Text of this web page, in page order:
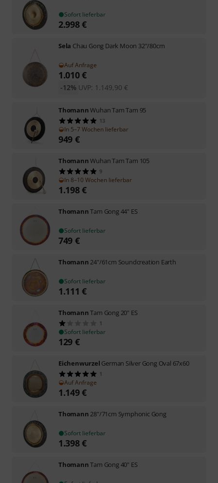
Sofort lieferbar
2.998€
Sela Chau Gong Dark Moon 32"/80cm
Auf Anfrage
1.010€
UVP: 1.149,90 €
-12%
ThomannWuhan Tam Tam 95
13
In 5–7 Wochen lieferbar
949 €
ThomannWuhan Tam Tam 105
9
In 8–10 Wochen lieferbar
1.198€
ThomannTam Gong 44" ES
Sofort lieferbar
749 €
Thomann 24"/61cm Soundcreation Earth
Sofort lieferbar
1.111 €
ThomannTam Gong 20" ES
1
Sofort lieferbar
129 €
Eichenwurzel German Silver Gong Oval 67x60
1
Auf Anfrage
1.149€
Thomann 28"/71cm Symphonic Gong
Sofort lieferbar
1.398€
ThomannTam Gong 40" ES